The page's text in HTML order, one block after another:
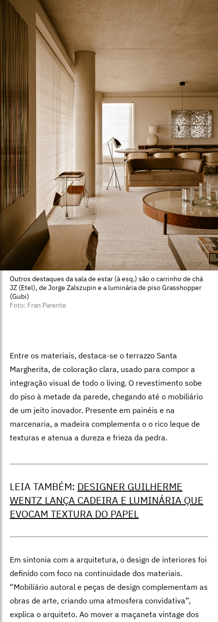
Outros destaques da sala de estar (à esq.) são o carrinho de chá
JZ (Etel), de Jorge Zalszupin e a luminária de piso Grasshopper
(Gubi)
Foto: Fran Parente
Entre os materiais, destaca-se o terraz­zo Santa
Margherita, de coloração clara, usado para compor a
integração visual de todo o living. O revestimento sobe
do piso à metade da parede, chegando até o mobi­liário
de um jeito inovador. Presente em painéis e na
marcenaria, a madeira com­plementa o o rico leque de
texturas e ate­nua a dureza e frieza da pedra.
LEIA TAMBÉM: DESIGNER GUILHERME
WENTZ LANÇA CADEIRA E LUMINÁRIA QUE
EVOCAM TEXTURA DO PAPEL
Em sintonia com a arquitetura, o de­sign de interiores foi
definido com foco na continuidade dos materiais.
“Mobiliário autoral e peças de design complementam as
obras de arte, criando uma atmosfera convidativa”,
explica o arquiteto. Ao mo­ver a maçaneta vintage dos